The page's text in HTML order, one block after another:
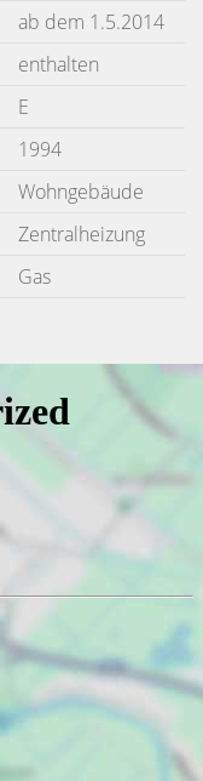
ab dem 1.5.2014
enthalten
E
1994
Wohngebäude
Zentralheizung
Gas